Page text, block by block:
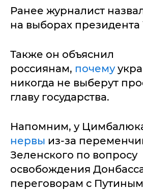
Ранее журналист
на выборах
Также он объяснил
россиянам, почему
никогда не выберут
главу государства.
Напомним, у
нервы из-за
Зеленского по вопросу
освобождения
переговорам с